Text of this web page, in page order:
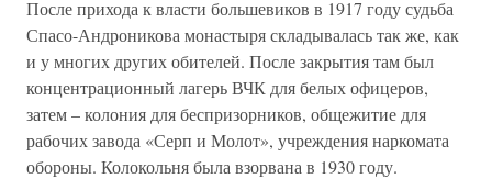
После прихода к власти большевиков в 1917 году судьба
Спасо-Андроникова монастыря складывалась так же, как
и у многих других обителей. После закрытия там был
концентрационный лагерь ВЧК для белых офицеров,
затем – колония для беспризорников, общежитие для
рабочих завода «Серп и Молот», учреждения наркомата
обороны. Колокольня была взорвана в 1930 году.